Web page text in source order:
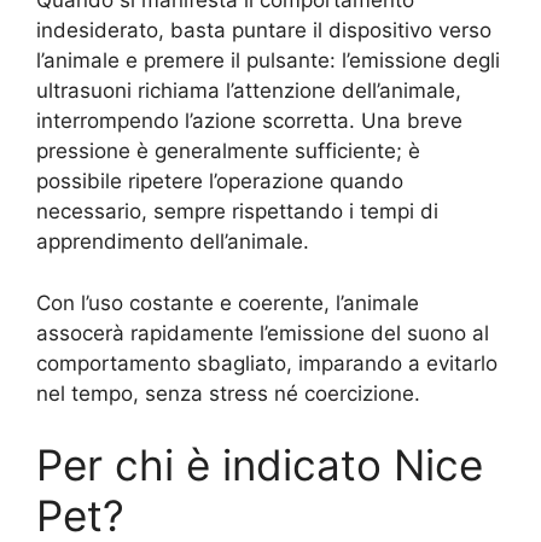
indesiderato, basta puntare il dispositivo verso
l’animale e premere il pulsante: l’emissione degli
ultrasuoni richiama l’attenzione dell’animale,
interrompendo l’azione scorretta. Una breve
pressione è generalmente sufficiente; è
possibile ripetere l’operazione quando
necessario, sempre rispettando i tempi di
apprendimento dell’animale.
Con l’uso costante e coerente, l’animale
assocerà rapidamente l’emissione del suono al
comportamento sbagliato, imparando a evitarlo
nel tempo, senza stress né coercizione.
Per chi è indicato Nice
Pet?